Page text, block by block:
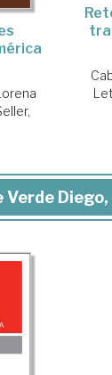
Diego,